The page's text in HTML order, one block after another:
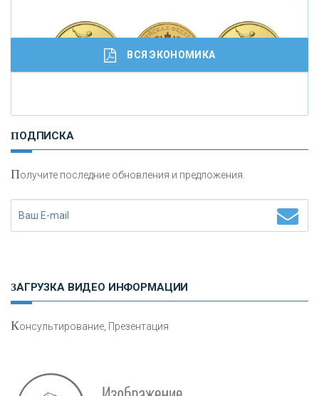
И
сохранения и увеличения капитала
ВСЯ ЭКОНОМИКА
ПОДПИСКА
Получите последние обновления и предложения.
ЗАГРУЗКА ВИДЕО ИНФОРМАЦИИ
Консультирование, Презентация